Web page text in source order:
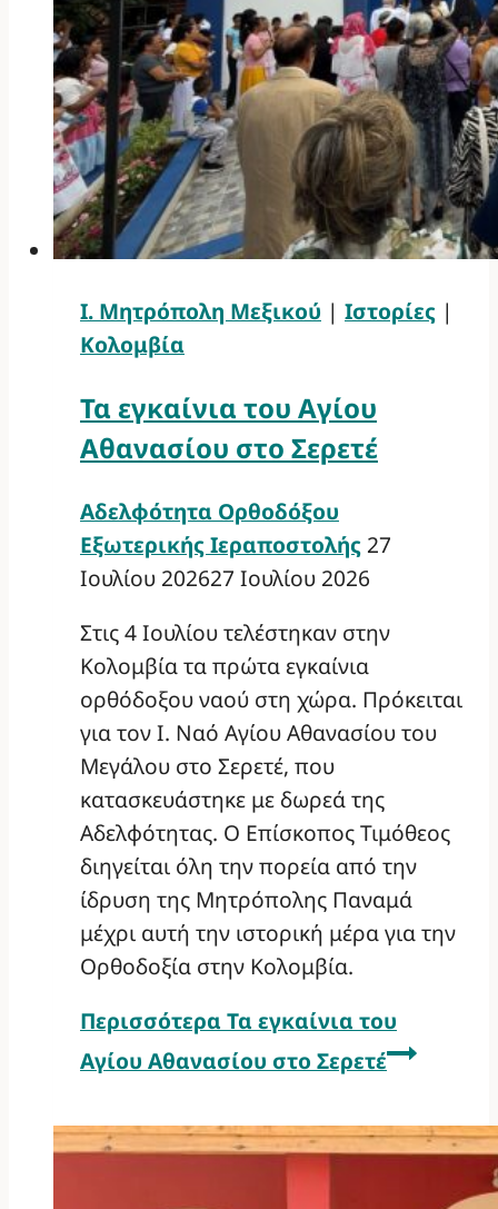
Ι. Μητρόπολη Μεξικού | Ιστορίες |
Κολομβία
Τα εγκαίνια του Αγίου
Αθανασίου στο Σερετέ
Αδελφότητα Ορθοδόξου
Εξωτερικής Ιεραποστολής 27
Ιουλίου 202627 Ιουλίου 2026
Στις 4 Ιουλίου τελέστηκαν στην
Κολομβία τα πρώτα εγκαίνια
ορθόδοξου ναού στη χώρα. Πρόκειται
για τον Ι. Ναό Αγίου Αθανασίου του
Μεγάλου στο Σερετέ, που
κατασκευάστηκε με δωρεά της
Αδελφότητας. Ο Επίσκοπος Τιμόθεος
διηγείται όλη την πορεία από την
ίδρυση της Μητρόπολης Παναμά
μέχρι αυτή την ιστορική μέρα για την
Ορθοδοξία στην Κολομβία.
Περισσότερα Τα εγκαίνια του
Αγίου Αθανασίου στο Σερετέ